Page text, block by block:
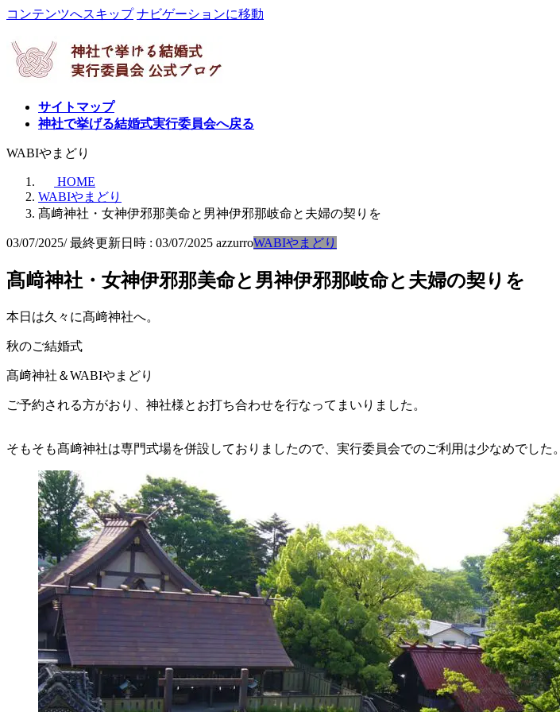
コンテンツへスキップ ナビゲーションに移動
サイトマップ
神社で挙げる結婚式実行委員会へ戻る
WABIやまどり
HOME
WABIやまどり
髙﨑神社・女神伊邪那美命と男神伊邪那岐命と夫婦の契りを
03/07/2025/ 最終更新日時 : 03/07/2025 azzurroWABIやまどり
髙﨑神社・女神伊邪那美命と男神伊邪那岐命と夫婦の契りを
本日は久々に髙﨑神社へ。
秋のご結婚式
髙﨑神社＆WABIやまどり
ご予約される方がおり、神社様とお打ち合わせを行なってまいりました。
そもそも髙﨑神社は専門式場を併設しておりましたので、実行委員会でのご利用は少なめでした。